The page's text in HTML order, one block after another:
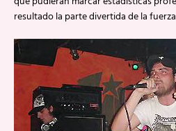
resultado la parte divertida de la